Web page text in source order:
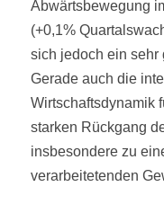
Abwärtsbewegung
(+0,1%
sich jedoch ein sehr
Gerade auch die
Wirtschaftsdynamik
starken Rückgang
insbesondere zu
verarbeitetenden